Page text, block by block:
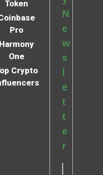
Token
Pro
Harmony
One
Crypto
N
e
w
s
e
t
t
e
r